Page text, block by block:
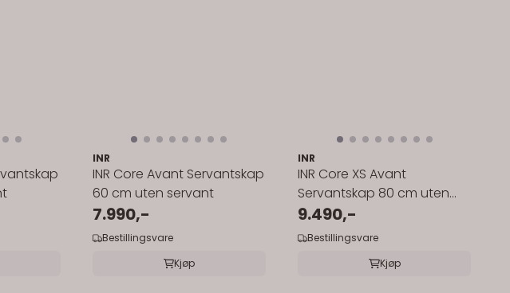
INR
INR Core Avant Servantskap
60 cm uten servant
7.990,-
Bestillingsvare
Kjøp
INR
INR Core XS Avant
Servantskap 80 cm uten
servant
9.490,-
Bestillingsvare
Kjøp